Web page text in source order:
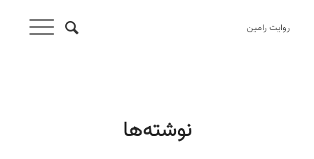
روایت رامین
نوشته‌ها